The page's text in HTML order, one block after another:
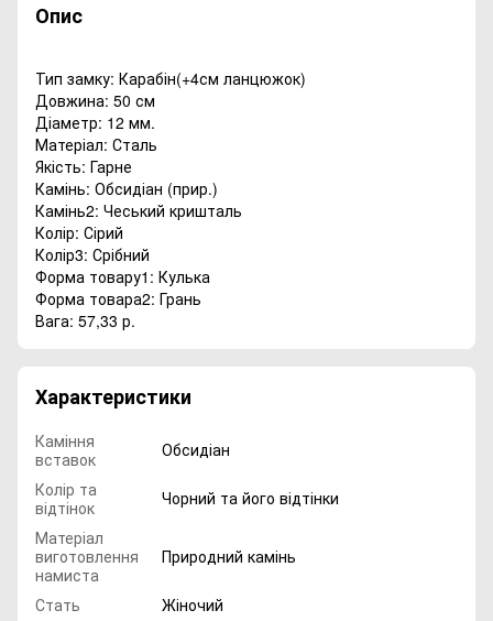
Опис
Тип замку: Карабін(+4см ланцюжок)
Довжина: 50 см
Діаметр: 12 мм.
Матеріал: Сталь
Якість: Гарне
Камінь: Обсидіан (прир.)
Камінь2: Чеський кришталь
Колір: Сірий
Колір3: Срібний
Форма товару1: Кулька
Форма товара2: Грань
Вага: 57,33 р.
Характеристики
Каміння
вставок
Обсидіан
Колір та
відтінок
Чорний та його відтінки
Матеріал
виготовлення
намиста
Природний камінь
Стать
Жіночий